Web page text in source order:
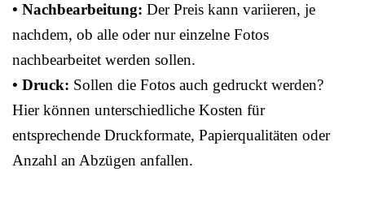
• Nachbearbeitung: Der Preis kann variieren, je
nachdem, ob alle oder nur einzelne Fotos
nachbearbeitet werden sollen.
• Druck: Sollen die Fotos auch gedruckt werden?
Hier können unterschiedliche Kosten für
entsprechende Druckformate, Papierqualitäten oder
Anzahl an Abzügen anfallen.